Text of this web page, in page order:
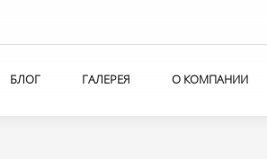
БЛОГ ГАЛЕРЕЯ О КОМПАНИИ